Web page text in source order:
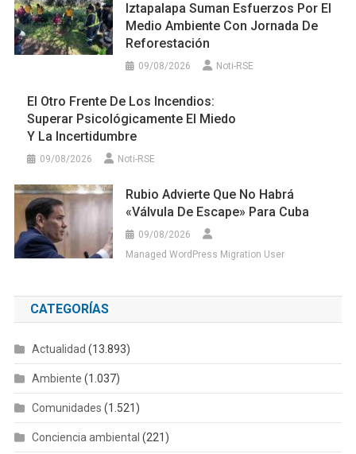
Iztapalapa Suman Esfuerzos Por El
Medio Ambiente Con Jornada De
Reforestación
09/08/2026 Noti-RSE
El Otro Frente De Los Incendios:
Superar Psicológicamente El Miedo
Y La Incertidumbre
09/08/2026 Noti-RSE
Rubio Advierte Que No Habrá
«válvula De Escape» Para Cuba
09/08/2026
Managed WordPress Migration User
CATEGORÍAS
Actualidad (13.893)
Ambiente (1.037)
Comunidades (1.521)
Conciencia ambiental (221)